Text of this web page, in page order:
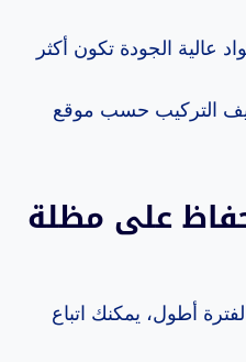
عالية الجودة تكون أكثر
التركيب حسب موقع
على مظلة
أطول، يمكنك اتباع